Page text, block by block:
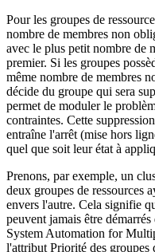
Pour les groupes de
nombre de membres non
avec le plus petit nombre de
premier. Si les groupes
même nombre de membres
décide du groupe qui sera
permet de moduler le
contraintes. Cette
entraîne l'arrêt (mise hors
quel que soit leur état à
Prenons, par exemple, un
deux groupes de ressources
envers l'autre. Cela signifie
peuvent jamais être
System Automation for
l'attribut Priorité des groupes